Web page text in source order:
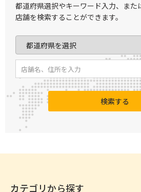
都道府県選択やキーワード入力、また
店舗を検索することができます。
検索する
カテゴリから探す